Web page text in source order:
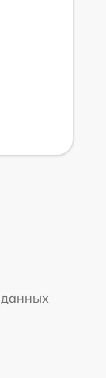
данных